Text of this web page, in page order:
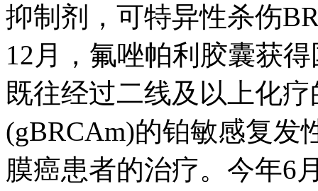
抑制剂，可特异性杀伤
12月，氟唑帕利胶囊
既往经过二线及以上化
(gBRCAm)的铂敏感复发
膜癌患者的治疗。今年6